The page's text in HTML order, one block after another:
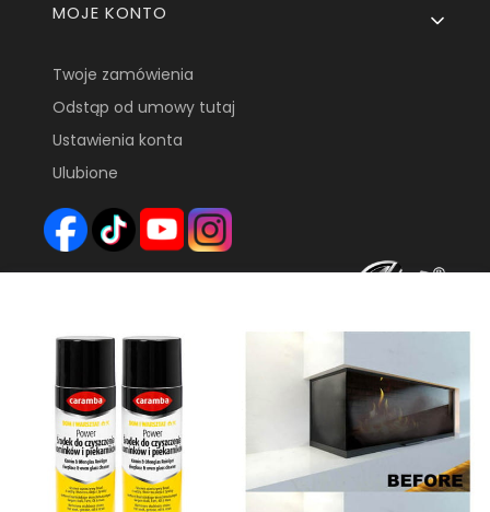
MOJE KONTO
Twoje zamówienia
Odstąp od umowy tutaj
Ustawienia konta
Ulubione
FHU FARYS
GAJEC 55
69-110 RZEPIN